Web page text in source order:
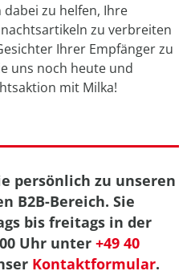
zu helfen, Ihre
zu verbreiten
Ihrer Empfänger zu
uns noch heute und
mit Milka!
persönlich zu unseren
B2B-Bereich. Sie
bis freitags in der
Uhr unter +49 40
Kontaktformular.